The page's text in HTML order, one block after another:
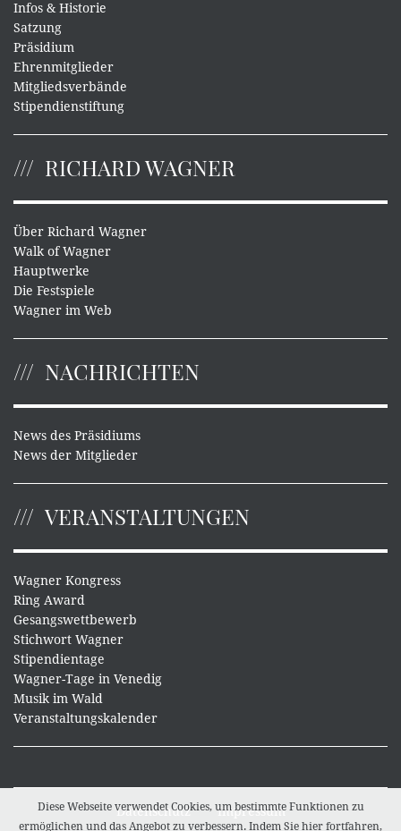
Infos & Historie
Satzung
Präsidium
Ehrenmitglieder
Mitgliedsverbände
Stipendienstiftung
RICHARD WAGNER
Über Richard Wagner
Walk of Wagner
Hauptwerke
Die Festspiele
Wagner im Web
NACHRICHTEN
News des Präsidiums
News der Mitglieder
VERANSTALTUNGEN
Wagner Kongress
Ring Award
Gesangswettbewerb
Stichwort Wagner
Stipendientage
Wagner-Tage in Venedig
Musik im Wald
Veranstaltungskalender
Datenschutz Impressum
Diese Webseite verwendet Cookies, um bestimmte Funktionen zu
ermöglichen und das Angebot zu verbessern. Indem Sie hier fortfahren,